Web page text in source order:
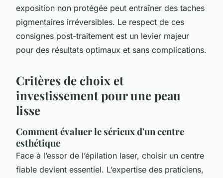
exposition non protégée peut entraîner des taches
pigmentaires irréversibles. Le respect de ces
consignes post-traitement est un levier majeur
pour des résultats optimaux et sans complications.
Critères de choix et
investissement pour une peau
lisse
Comment évaluer le sérieux d'un centre
esthétique
Face à l’essor de l’épilation laser, choisir un centre
fiable devient essentiel. L’expertise des praticiens,